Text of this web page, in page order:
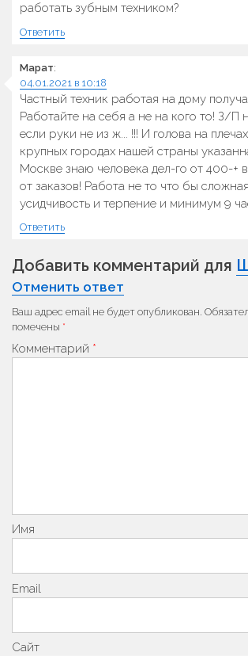
работать зубным техником?
Ответить
Марат:
04.01.2021 в 10:18
Частный техник работая на дому
Работайте на себя а не на кого то! З/П
если руки не из ж... !!! И голова на
крупных городах нашей страны
Москве знаю человека дел-го от 400-+
от заказов! Работа не то что бы
усидчивость и терпение и минимум 9
Ответить
Добавить комментарий для
Отменить ответ
Ваш адрес email не будет опубликован.
помечены *
Комментарий *
Имя
Email
Сайт